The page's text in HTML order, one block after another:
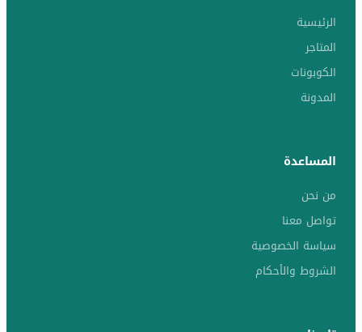
الرئيسية
المتاجر
الكوبونات
المدونة
المساعدة
من نحن
تواصل معنا
سياسة الخصوصية
الشروط والأحكام